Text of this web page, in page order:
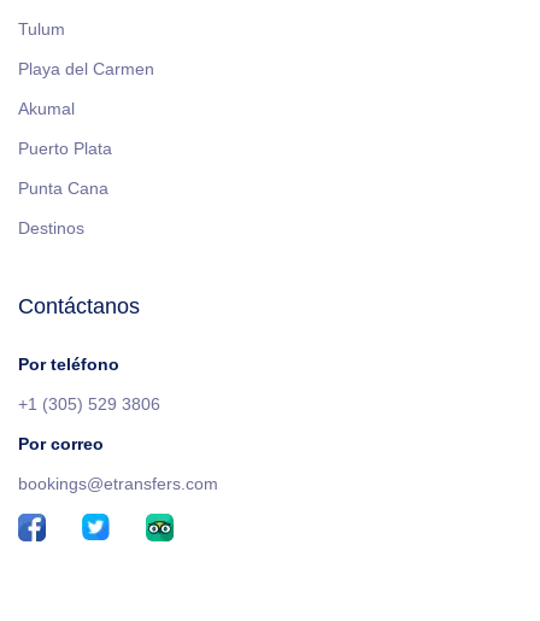
Tulum
Playa del Carmen
Akumal
Puerto Plata
Punta Cana
Destinos
Contáctanos
Por teléfono
+1 (305) 529 3806
Por correo
bookings@etransfers.com